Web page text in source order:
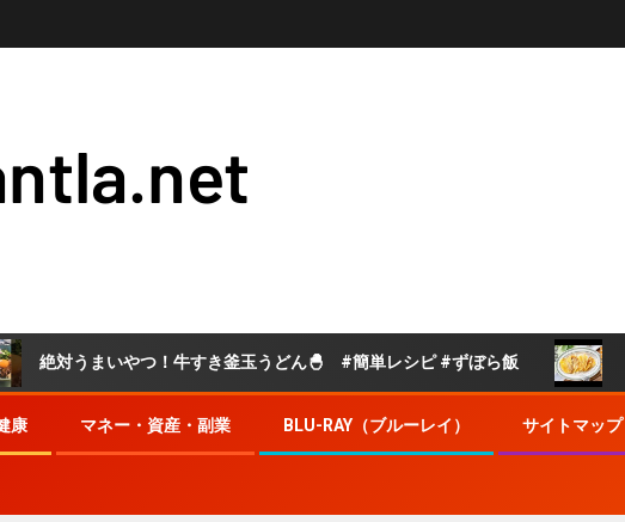
まいやつ！牛すき釜玉うどん🐣 #簡単レシピ #ずぼら飯 【パリパ
康 マネー・資産・副業 BLU-RAY（ブルーレイ） サイトマップ